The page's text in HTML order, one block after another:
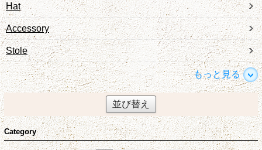
Hat
Accessory
Stole
もっと見る
並び替え
Category